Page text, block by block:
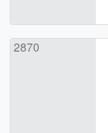
2870